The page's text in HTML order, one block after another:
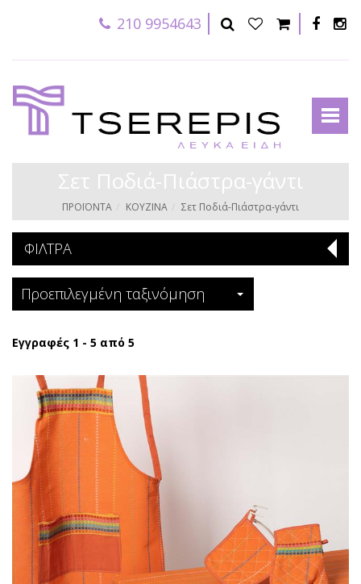
210 9954643
Σετ Ποδιά-Πιάστρα-γάντι
ΠΡΟΪΟΝΤΑ ΚΟΥΖΙΝΑ Σετ Ποδιά-Πιάστρα-γάντι
ΦΙΛΤΡΑ
Προεπιλεγμένη ταξινόμηση
Εγγραφές 1 - 5 από 5